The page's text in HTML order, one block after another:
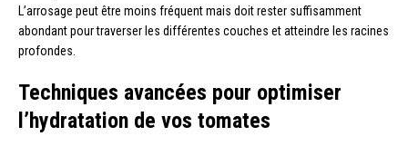
L’arrosage peut être moins fréquent mais doit rester suffisamment
abondant pour traverser les différentes couches et atteindre les racines
profondes.
Techniques avancées pour optimiser
l’hydratation de vos tomates